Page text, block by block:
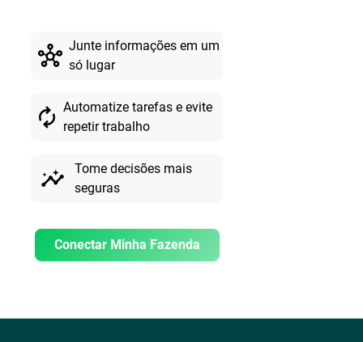
hub Junte informações em um
só lugar
autorenew Automatize tarefas e evite
repetir trabalho
insights
Tome decisões mais
seguras
Conectar Minha Fazenda